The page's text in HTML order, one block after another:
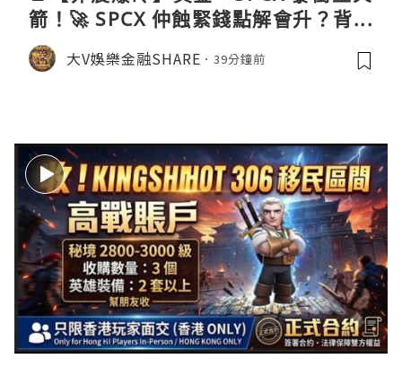
箭！🚀 SPCX 仲蝕緊錢點解會升？背後
真相曝光！💥黃金撈貨攻略
大V娛樂金融SHARE 39分鐘前